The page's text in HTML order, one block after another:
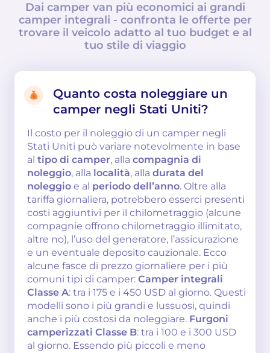
Dai camper van più economici ai grandi
camper integrali - confronta le offerte per
trovare il veicolo adatto al tuo budget e al
tuo stile di viaggio
Quanto costa noleggiare un
camper negli Stati Uniti?
Il costo per il noleggio di un camper negli
Stati Uniti può variare notevolmente in base
al tipo di camper, alla compagnia di
noleggio, alla località, alla durata del
noleggio e al periodo dell’anno. Oltre alla
tariffa giornaliera, potrebbero esserci presenti
costi aggiuntivi per il chilometraggio (alcune
compagnie offrono chilometraggio illimitato,
altre no), l’uso del generatore, l’assicurazione
e un eventuale deposito cauzionale. Ecco
alcune fasce di prezzo giornaliere per i più
comuni tipi di camper: Camper integrali
Classe A: tra i 175 e i 450 USD al giorno. Questi
modelli sono i più grandi e lussuosi, quindi
anche i più costosi da noleggiare. Furgoni
camperizzati Classe B: tra i 100 e i 300 USD
al giorno. Essendo più piccoli e meno